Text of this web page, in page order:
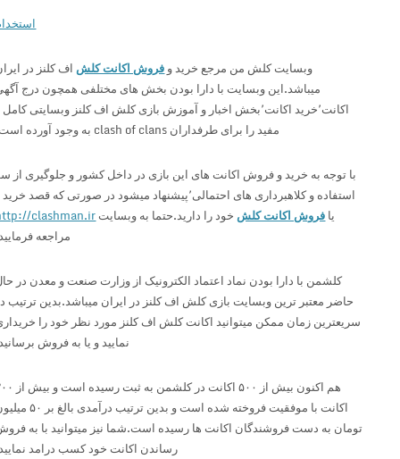
استخدام
وبسایت کلش من مرجع خرید وفروش اکانت کلشاف کلنز در ایران
میباشد.این وبسایت با دارا بودن بخش های مختلفی همچون درج آگهی
اکانت٬خرید اکانت٬بخش اخبار و آموزش بازی کلش اف کلنز وبسایتی کامل و
مفید را برای طرفداران clash of clans به وجود آورده است.
با توجه به خرید و فروش اکانت های این بازی در داخل کشور و جلوگیری از سو
استفاده و کلاهبرداری های احتمالی٬پیشنهاد میشود در صورتی که قصد خرید و
فروش اکانت کلشخود را دارید.حتما به وبسایتhttp://clashman.ir
مراجعه فرمایید.
کلشمن با دارا بودن نماد اعتماد الکترونیک از وزارت صنعت و معدن در حال
حاضر معتبر ترین وبسایت بازی کلش اف کلنز در ایران میباشد.بدین ترتیب در
سریعترین زمان ممکن میتوانید اکانت کلش اف کلنز مورد نظر خود را خریداری
نمایید و یا به فروش برسانید.
هم اکنون بیش از ۵۰۰ اکانت در کلشمن به ثبت رسیده است و بیش از ۳۰۰
اکانت با موفقیت فروخته شده است و بدین ترتیب درآمدی بالغ بر ۵۰ میلیون
تومان به دست فروشندگان اکانت ها رسیده است.شما نیز میتوانید با به فروش
رساندن اکانت خود کسب درامد نمایید.